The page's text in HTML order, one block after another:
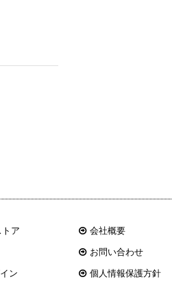
ア
ン
会社概要
お問い合わせ
個人情報保護方針